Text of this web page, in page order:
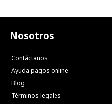
Nosotros
Contáctanos
Ayuda pagos online
Blog
Términos legales